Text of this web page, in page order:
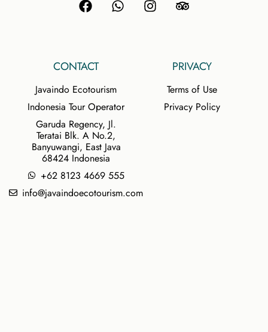
CONTACT
Javaindo Ecotourism
Indonesia Tour Operator
Garuda Regency, Jl.
Teratai Blk. A No.2,
Banyuwangi, East Java
68424 Indonesia
+62 8123 4669 555
info@javaindoecotourism.com
PRIVACY
Terms of Use
Privacy Policy